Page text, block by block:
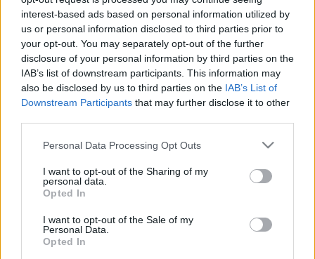
interest-based ads based on personal information utilized by
us or personal information disclosed to third parties prior to
your opt-out. You may separately opt-out of the further
disclosure of your personal information by third parties on the
IAB’s list of downstream participants. This information may
also be disclosed by us to third parties on the IAB’s List of
Downstream Participants that may further disclose it to other
Please note that this website/app uses one or more Google
not limited to your visit or usage behaviour. You may click to
grant or deny consent to Google and its third-party tags to
use your data for below specified purposes in below Google
consent section.
Personal Data Processing Opt Outs
I want to opt-out of the Sharing of my
personal data.
Opted In
I want to opt-out of the Sale of my
Personal Data.
Opted In
éneklik, az eredetiben, Puccini A köpenyében
szoprán és tenor, nosztalgiával, hogy de jó is volt,
amikor még Párizsban éltünk, emberek között, akik
reggeltől estig az utcán mászkáltak, elindultak,
dolgoztak, hazatértek, most meg ezen a hülye hajón
nézegetjük egymást. A bajnokban arról énekel a
politikusnő ugyanerre a dallamra, hogy milyen volt,
amikor a nyolcvanas évek végén együtt elmentek
Hollandiába, egy városba, amit egy festőről neveztek
el. A zsöllyében én Delftre gondoltam, de 's-
Hertogenbosch a megoldás, kijönnek a
pályaudvarról, és ott a rengeteg bicikli, mindenki
használt autóval jár, mert nem divat a nagyképűség
és a felvágás, és akkor elhatározzák, hogy
Verőcsényből is Hollandiát csinálnak.